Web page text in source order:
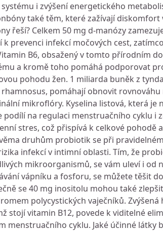
i zvýšení energetického
také těm, které zažívají
řeší? Celkem 50 mg d-manózy
k prevenci infekcí močových cest,
B6, obsažený v tomto přírodním
a kromě toho pomáhá podporovat
pohodu žen. 1 miliarda buněk z
pomáhají obnovit
mikroflóry. Kyselina listová, která
na regulaci menstruačního cyklu i
stres, což přispívá k celkové pohodě
druhům probiotik se při
infekcí v intimní oblasti. Tím, že
mikroorganismů, se vám uleví i od
vápníku a fosforu, se můžete těšit
se 40 mg inositolu mohou také
polycystických vaječníků.
stojí vitamin B12, povede k viditelné
menstruačního cyklu. Jaké účinné látky